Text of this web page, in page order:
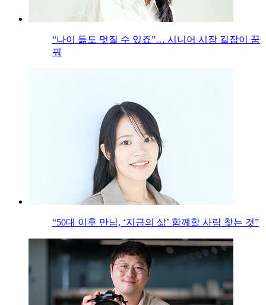
“나이 듦도 멋질 수 있죠”… 시니어 시장 길잡이 꿈
꿔
“50대 이후 만남, ‘지금의 삶’ 함께할 사람 찾는 것”